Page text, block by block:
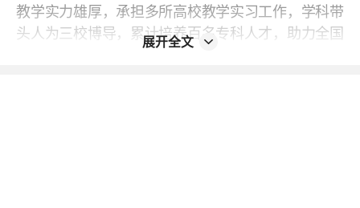
教学实力雄厚，承担多所高校教学实习工作，学科带
头人为三校博导，累计培养百名专科人才，助力全国
儿童营养学科建设。团队近半数为博士学历，多人具
展开全文